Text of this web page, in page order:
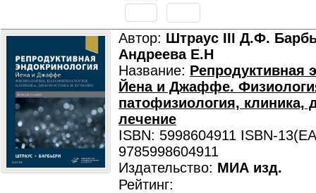
Автор: Штраус III Д.Ф.
Андреева Е.Н
Название: Репродуктивная
Йена и Джаффе.
патофизиология, клиника,
лечение
ISBN: 5998604911 ISBN-
9785998604911
Издательство: МИА изд.
Рейтинг: